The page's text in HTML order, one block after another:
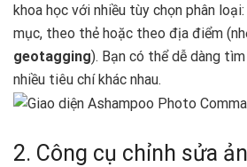
khoa học với nhiều tùy chọn phân
mục, theo thẻ hoặc theo địa điểm
geotagging). Bạn có thể dễ dàng
nhiều tiêu chí khác nhau.
2. Công cụ chỉnh sửa